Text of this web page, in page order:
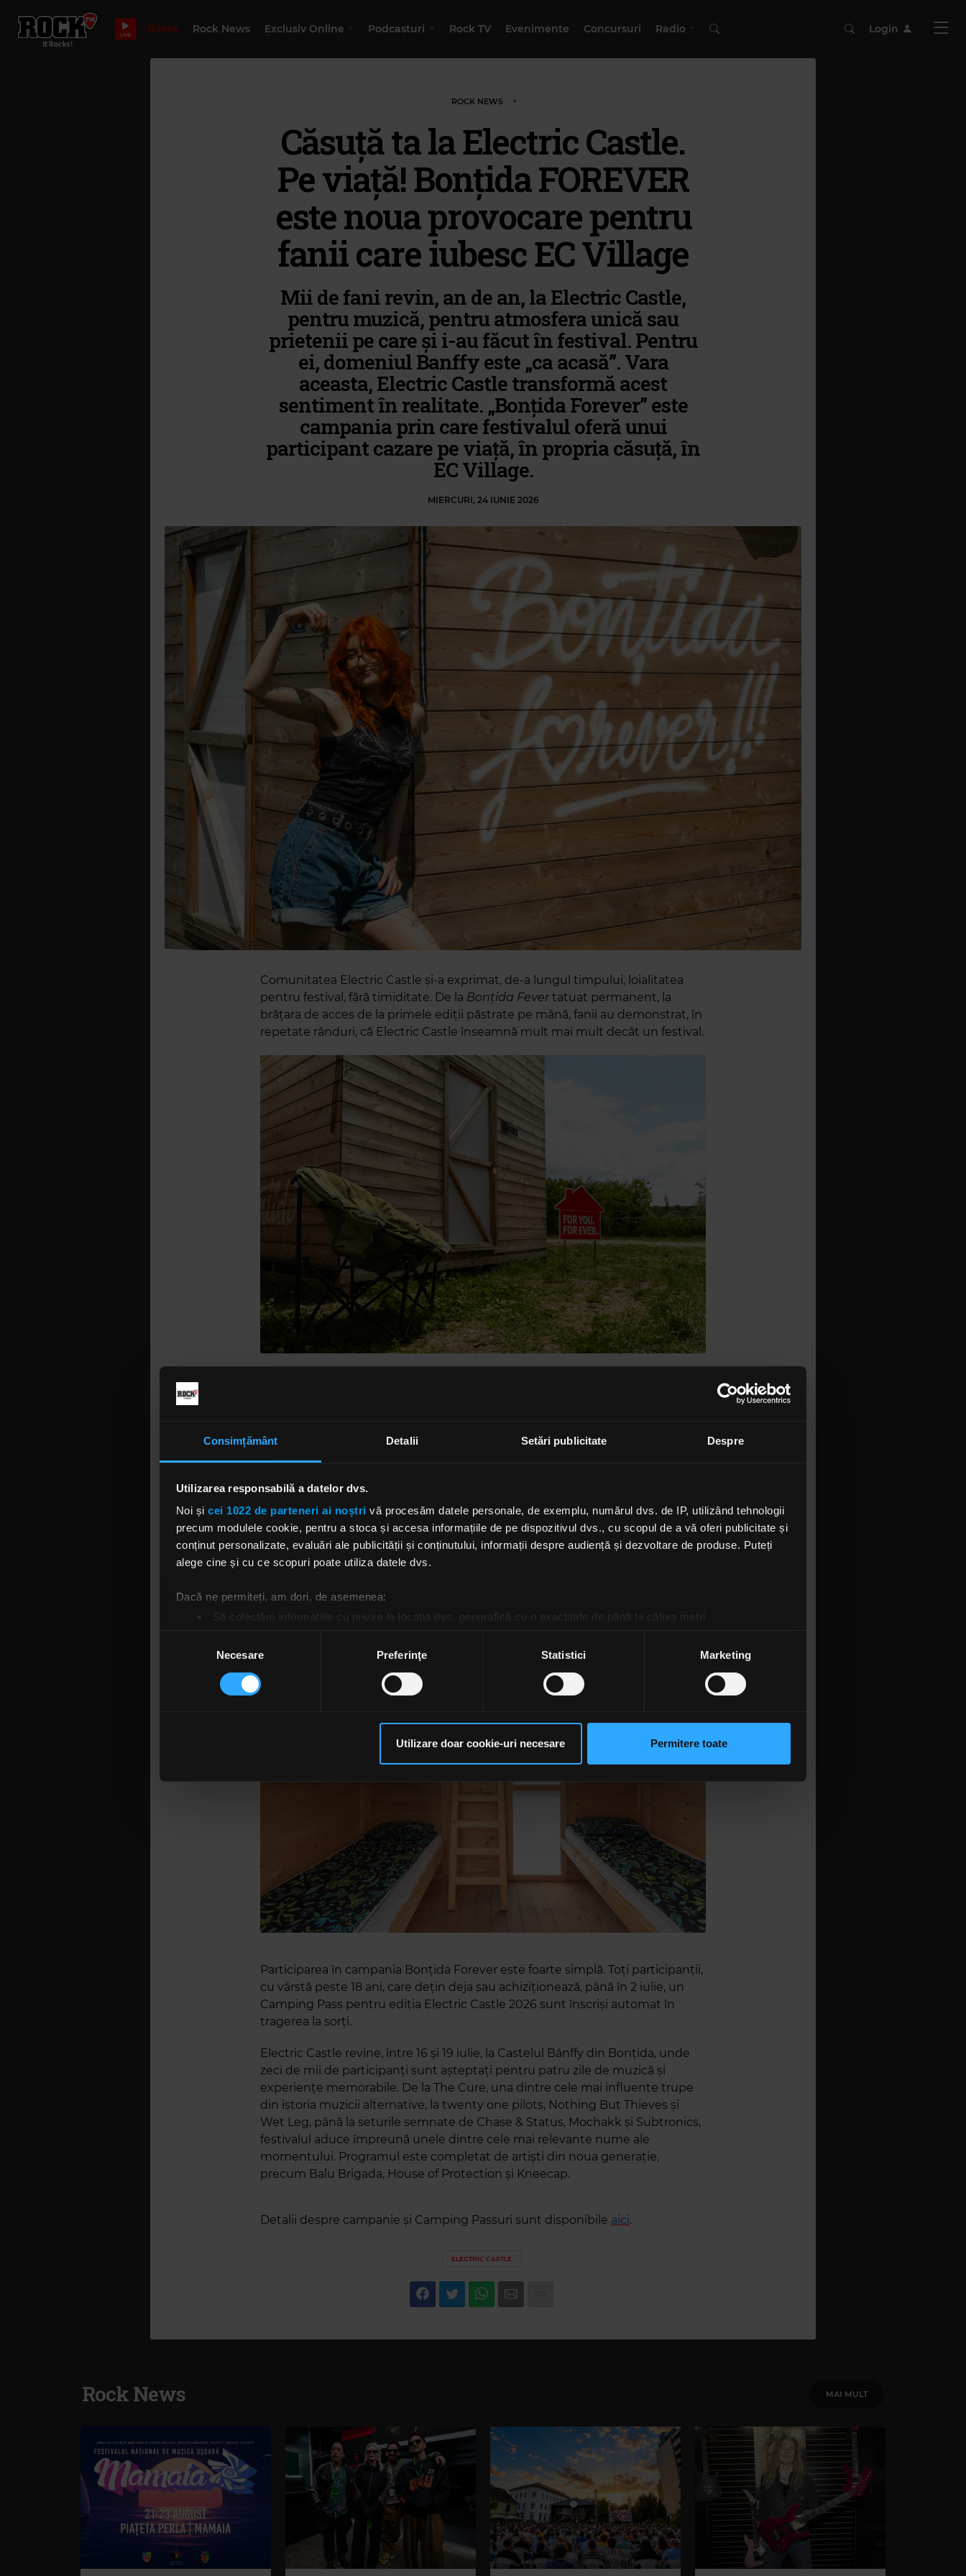
Consimțământ Detalii Setări publicitate Despre
Utilizarea responsabilă a datelor dvs.
Noi și cei 1022 de parteneri ai noștri vă procesăm datele personale, de exemplu, numărul dvs. de IP, utilizând tehnologii
precum modulele cookie, pentru a stoca și accesa informațiile de pe dispozitivul dvs., cu scopul de a vă oferi publicitate și
conținut personalizate, evaluări ale publicității și conținutului, informații despre audiență și dezvoltare de produse. Puteți
alege cine și cu ce scopuri poate utiliza datele dvs.
Dacă ne permiteți, am dori, de asemenea:
Să colectăm informațiile cu privire la locația dvs. geografică cu o exactitate de până la câțiva metri
Găsiți mai multe informații despre procesarea datelor dvs. personale și configurați-vă preferințele la
secțiunea cu detalii
Vă puteți modifica sau retrage oricând acordul din Declarația despre modulele cookie.
traficul. De asemenea, le oferim partenerilor de rețele sociale, de publicitate și de analize informații cu privire la modul în
care folosiți site-ul nostru. Aceștia le pot combina cu alte informații oferite de dvs. sau culese în urma folosirii serviciilor
consimțământului
Necesare Preferinţe Statistici Marketing
Utilizare doar cookie-uri necesare Permitere toate
LIVE Bilete Rock News Exclusiv Online Podcasturi Rock TV Evenimente Concursuri Radio Login
ROCK NEWS
Căsuță ta la Electric Castle.
Pe viață! Bonțida FOREVER
este noua provocare pentru
fanii care iubesc EC Village
Mii de fani revin, an de an, la Electric Castle,
pentru muzică, pentru atmosfera unică sau
prietenii pe care și i-au făcut în festival. Pentru
ei, domeniul Banffy este „ca acasă”. Vara
aceasta, Electric Castle transformă acest
sentiment în realitate. „Bonțida Forever” este
campania prin care festivalul oferă unui
participant cazare pe viață, în propria căsuță, în
EC Village.
MIERCURI, 24 IUNIE 2026
Comunitatea Electric Castle și-a exprimat, de-a lungul timpului, loialitatea
pentru festival, fără timiditate. De la Bonțida Fevertatuat permanent, la
brățara de acces de la primele ediții păstrate pe mână, fanii au demonstrat, în
repetate rânduri, că Electric Castle înseamnă mult mai mult decât un festival.
ediția viitoare când încă ne bucurăm de cea în curs.Bonțida Forever
nostru a spune
Situată în campingul EC Village, căsuța model Swedish Lodge poate găzdui
până la patru persoane și va deveni o parte permanentă a experienței Electric
Castle pentru câștigător. Fără stresul rezervărilor, un fan al festivalului și 3
prieteni vor avea certitudinea că, în fiecare an, există un loc care îi așteaptă la
de a scăpa de grija drumurilor și de a profita de fiecare clipă din show-urile lor
preferate.
Participarea în campania Bonțida Forever este foarte simplă. Toți participanții,
cu vârstă peste 18 ani, care dețin deja sau achiziționează, până în 2 iulie, un
Camping Pass pentru ediția Electric Castle 2026 sunt înscriși automat în
tragerea la sorți.
Electric Castle revine, între 16 și 19 iulie, la Castelul Bánffy din Bonțida, unde
zeci de mii de participanți sunt așteptați pentru patru zile de muzică și
experiențe memorabile. De la The Cure, una dintre cele mai influente trupe
din istoria muzicii alternative, la twenty one pilots, Nothing But Thieves și
Wet Leg, până la seturile semnate de Chase & Status, Mochakk și Subtronics,
festivalul aduce împreună unele dintre cele mai relevante nume ale
momentului. Programul este completat de artiști din noua generație,
precum Balu Brigada, House of Protection și Kneecap.
Detalii despre campanie și Camping Passuri sunt disponibile aici.
ELECTRIC CASTLE
Rock News MAI MULT